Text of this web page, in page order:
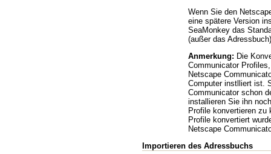
Wenn Sie den
eine spätere Version
SeaMonkey das
(außer das
Anmerkung: Die
Communicator
Netscape
Computer instlliert ist.
Communicator schon
installieren Sie ihn
Profile konvertieren zu
Profile konvertiert
Netscape
Importieren des Adressbuchs